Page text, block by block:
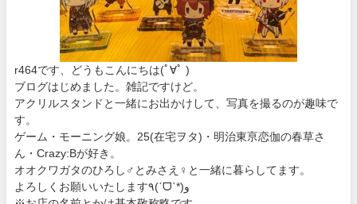
r464です、どうもこんにちは(ﾟ∀ﾟ )
ブログはじめました。雑記ですけど。
アクリルスタンドと一緒にお出かけして、写真を撮るのが趣味で
す。
ゲーム・モーニング娘。25(在宅ヲタ)・明治東亰恋伽の春草さ
ん・Crazy:Bが好き。
オオクワガタのひろし♂とみさえ♀と一緒に暮らしてます。
よろしくお願いいたします٩(ˊᗜˋ*)و